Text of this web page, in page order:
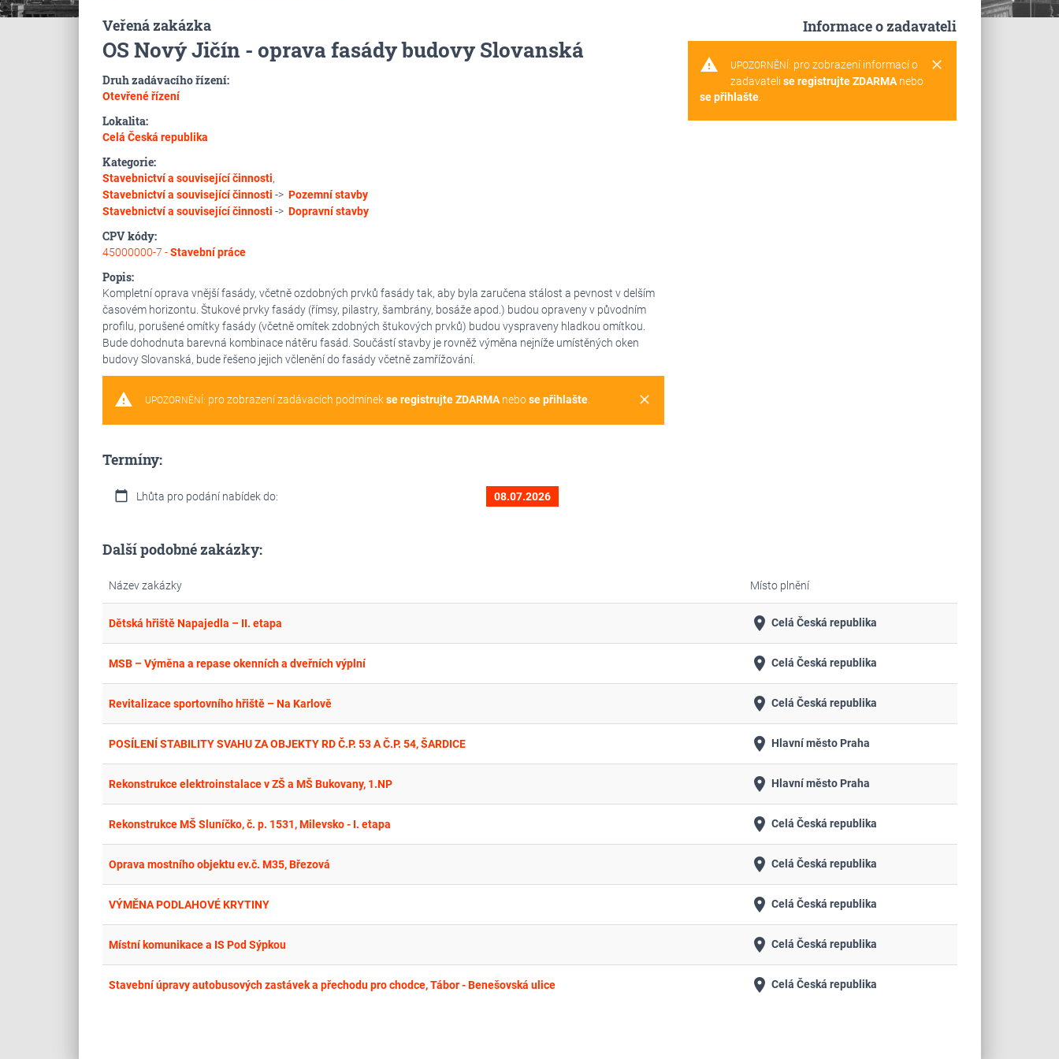
Veřená zakázka
OS Nový Jičín - oprava fasády budovy Slovanská
Druh zadávacího řízení:
Otevřené řízení
Lokalita:
Celá Česká republika
Kategorie:
Stavebnictví a související činnosti,
Stavebnictví a související činnosti -> Pozemní stavby
Stavebnictví a související činnosti -> Dopravní stavby
CPV kódy:
45000000-7 -Stavební práce
Popis:
Kompletní oprava vnější fasády, včetně ozdobných prvků fasády tak, aby byla zaručena stálost a pevnost v delším
časovém horizontu. Štukové prvky fasády (římsy, pilastry, šambrány, bosáže apod.) budou opraveny v původním
profilu, porušené omítky fasády (včetně omítek zdobných štukových prvků) budou vyspraveny hladkou omítkou.
Bude dohodnuta barevná kombinace nátěru fasád. Součástí stavby je rovněž výměna nejníže umístěných oken
budovy Slovanská, bude řešeno jejich včlenění do fasády včetně zamřížování.
warning clear
UPOZORNĚNÍ: pro zobrazení zadávacích podmínekse registrujte ZDARMAnebose přihlašte.
Termíny:
calendar_today Lhůta pro podání nabídek do: 08.07.2026
Informace o zadavateli
warning clear
UPOZORNĚNÍ: pro zobrazení informací o
zadavateli se registrujte ZDARMAnebo
se přihlašte.
Další podobné zakázky:
Název zakázky Místo plnění
Dětská hřiště Napajedla – II. etapa place Celá Česká republika
MSB – Výměna a repase okenních a dveřních výplní place Celá Česká republika
Revitalizace sportovního hřiště – Na Karlově place Celá Česká republika
POSÍLENÍ STABILITY SVAHU ZA OBJEKTY RD Č.P. 53 A Č.P. 54, ŠARDICE place Hlavní město Praha
Rekonstrukce elektroinstalace v ZŠ a MŠ Bukovany, 1.NP place Hlavní město Praha
Rekonstrukce MŠ Sluníčko, č. p. 1531, Milevsko - I. etapa place Celá Česká republika
Oprava mostního objektu ev.č. M35, Březová place Celá Česká republika
VÝMĚNA PODLAHOVÉ KRYTINY place Celá Česká republika
Místní komunikace a IS Pod Sýpkou place Celá Česká republika
Stavební úpravy autobusových zastávek a přechodu pro chodce, Tábor - Benešovská ulice place Celá Česká republika